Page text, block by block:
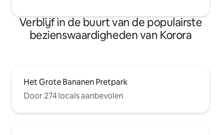
Verblijf in de buurt van de populairste
bezienswaardigheden van Korora
Het Grote Bananen Pretpark
Door 274 locals aanbevolen